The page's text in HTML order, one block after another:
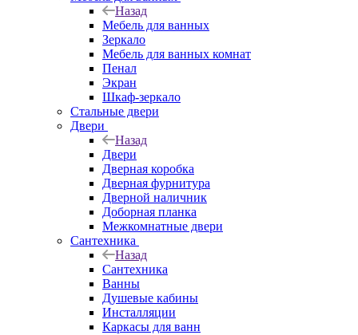
Назад
Мебель для ванных
Зеркало
Мебель для ванных комнат
Пенал
Экран
Шкаф-зеркало
Стальные двери
Двери
Назад
Двери
Дверная коробка
Дверная фурнитура
Дверной наличник
Доборная планка
Межкомнатные двери
Сантехника
Назад
Сантехника
Ванны
Душевые кабины
Инсталляции
Каркасы для ванн